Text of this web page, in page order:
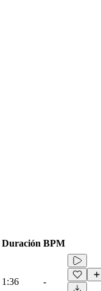
Duración BPM
1:36 -